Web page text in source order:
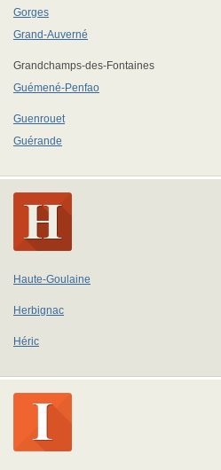
Gorges
Grand-Auverné
Grandchamps-des-Fontaines
Guémené-Penfao
Guenrouet
Guérande
Haute-Goulaine
Herbignac
Héric